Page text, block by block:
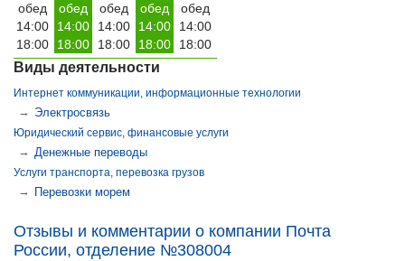
обед
обед обед обед
обед
14:00
14:00 14:00 14:00
14:00
18:00
18:00 18:00 18:00 18:00
Виды деятельности
Интернет коммуникации, информационные технологии
→ Электросвязь
Юридический сервис, финансовые услуги
→ Денежные переводы
Услуги транспорта, перевозка грузов
→ Перевозки морем
Отзывы и комментарии о компании Почта
России, отделение №308004